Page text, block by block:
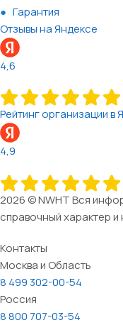
Гарантия
Отзывы на Яндексе
4,6
Рейтинг организации в
4,9
2026 © NWHT Вся
справочный характер
Контакты
Москва и Область
8 499 302-00-54
Россия
8 800 707-03-54